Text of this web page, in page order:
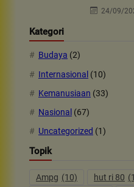
24/09/
Kategori
Budaya (2)
Internasional (10)
Kemanusiaan (33)
Nasional (67)
Uncategorized (1)
Topik
Ampg (10) hut ri 80